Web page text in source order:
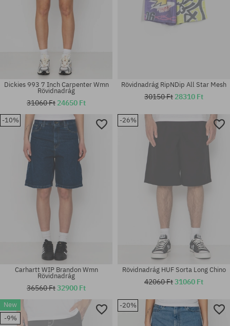
Elérhető méretek:
Elérhető méretek:
Elérhető méretek:
26; 27; 29
Dickies 993 7 Inch Carpenter Wmn
Rövidnadrág
31060 Ft 24650 Ft
Elérhető méretek:
S; M; L; XL
Rövidnadrág RipNDip All Star Mesh
30150 Ft 28310 Ft
-10%
Carhartt WIP Brandon Wmn
Rövidnadrág
36560 Ft32900 Ft
-26%
Rövidnadrág HUF Sorta Long Chino
42060 Ft31060 Ft
New
-9%
-20%